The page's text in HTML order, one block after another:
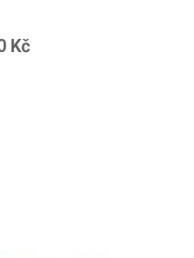
Kč